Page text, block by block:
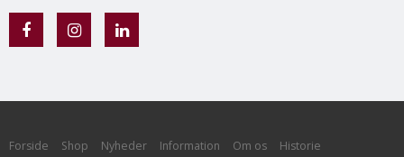
Forside Shop Nyheder Information Om os Historie